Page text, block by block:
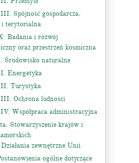
Spójność gospodarcza,
i terytorialna
Badania i rozwój
oraz przestrzeń kosmiczna
Środowisko naturalne
Energetyka
Turystyka
Ochrona ludności
Współpraca administracyjna
Stowarzyszenie krajów i
Działania zewnętrzne Unii
ogólne dotyczące